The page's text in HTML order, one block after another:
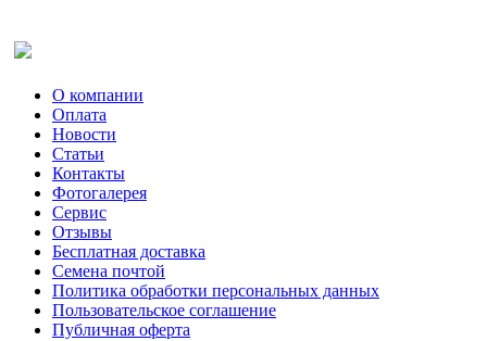
О компании
Оплата
Новости
Статьи
Контакты
Фотогалерея​
Сервис
Отзывы
Бесплатная доставка
Семена почтой
Политика обработки персональных данных
Пользовательское соглашение
Публичная оферта